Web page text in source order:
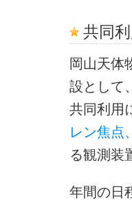
共同
岡山天体
設として
共同利用
レン焦点
る観測装
年間の日